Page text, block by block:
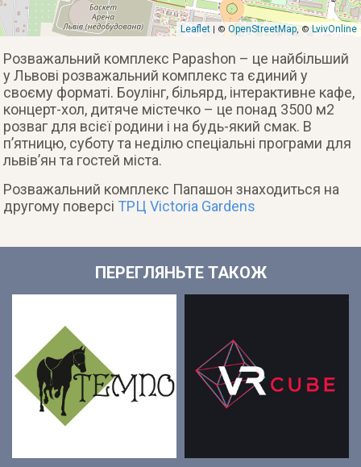
Leaflet | © OpenStreetMap, ©LvivOnline
Розважальний комплекс Papashon – це найбільший
у Львові розважальний комплекс та єдиний у
своєму форматі. Боулінг, більярд, інтерактивне кафе,
концерт-хол, дитяче містечко – це понад 3500 м2
розваг для всієї родини і на будь-який смак. В
п’ятницю, суботу та неділю спеціальні програми для
львів’ян та гостей міста.
Розважальний комплекс Папашон знаходиться на
другому поверсі ТРЦ Victoria Gardens
ПЕРЕГЛЯНЬТЕ ТАКОЖ